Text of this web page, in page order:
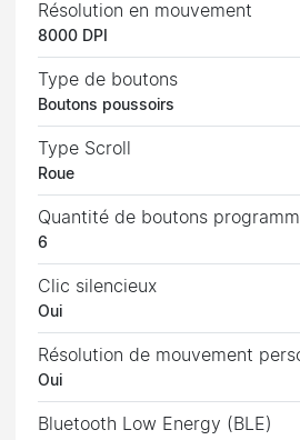
Résolution en mouvement
8000 DPI
Type de boutons
Boutons poussoirs
Type Scroll
Roue
Quantité de boutons
6
Clic silencieux
Oui
Résolution de mouvement
Oui
Bluetooth Low Energy (BLE)